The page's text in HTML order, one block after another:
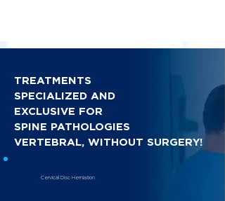
TREATMENTS
SPECIALIZED AND
EXCLUSIVE FOR
SPINE PATHOLOGIES
VERTEBRAL, WITHOUT SURGERY!
Cervical Disc Herniation